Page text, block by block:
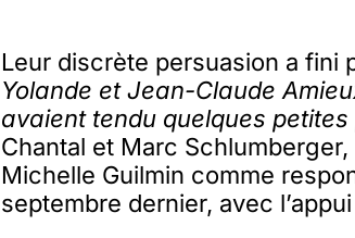
Leur discrète persuasion a fini
Yolande et Jean-Claude
avaient tendu quelques
Chantal et Marc
Michelle Guilmin comme
septembre dernier, avec